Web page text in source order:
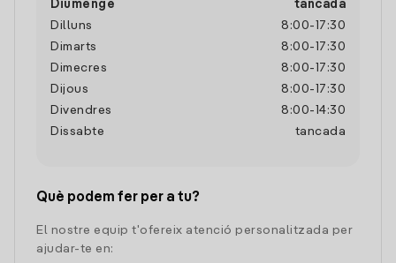
Diumenge
tancada
Dilluns
8:00- 17:30
Dimarts
8:00- 17:30
Dimecres
8:00- 17:30
Dijous
8:00- 17:30
Divendres
8:00- 14:30
Dissabte
tancada
Què podem fer per a tu?
El nostre equip t'ofereix atenció personalitzada per
ajudar-te en: